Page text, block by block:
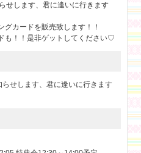
せします、君に逢いに行きます
カードを販売致します！！
も！！是非ゲットしてください♡
せします、君に逢いに行きます